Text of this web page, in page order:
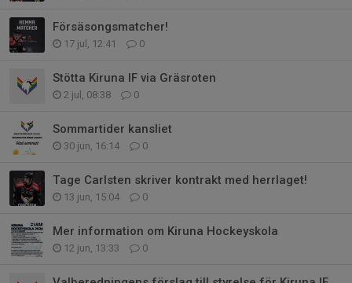
Försäsongsmatcher!
17 jul, 12:41 0
Stötta Kiruna IF via Gräsroten
2 jul, 08:38 0
Sommartider kansliet
30 jun, 16:14 0
Tage Carlsten skriver kontrakt med herrlaget!
13 jun, 15:04 0
Mer information om Kiruna Hockeyskola
12 jun, 13:33 0